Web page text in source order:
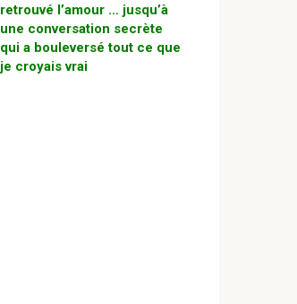
retrouvé l’amour … jusqu’à
une conversation secrète
qui a bouleversé tout ce que
je croyais vrai